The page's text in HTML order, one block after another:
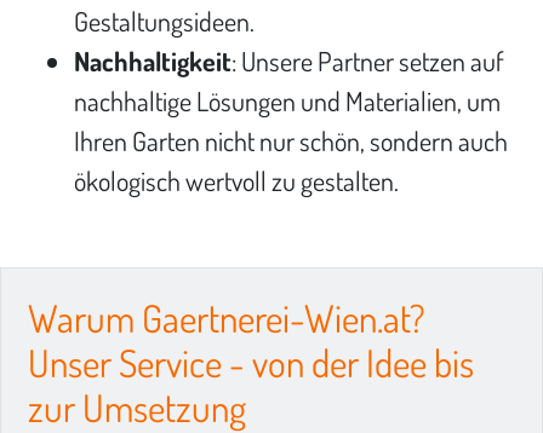
Gestaltungsideen.
Nachhaltigkeit: Unsere Partner setzen auf
nachhaltige Lösungen und Materialien, um
Ihren Garten nicht nur schön, sondern auch
ökologisch wertvoll zu gestalten.
Warum Gaertnerei-Wien.at?
Unser Service - von der Idee bis
zur Umsetzung